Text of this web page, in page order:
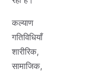
कल्याण
गतिविधियाँ
शारीरिक,
सामाजिक,